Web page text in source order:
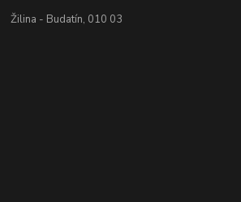
Žilina - Budatín, 010 03